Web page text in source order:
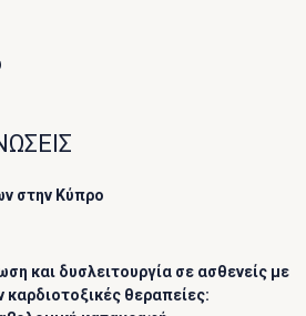
στην Κύπρο
και δυσλειτουργία σε ασθενείς με
θεραπείες: